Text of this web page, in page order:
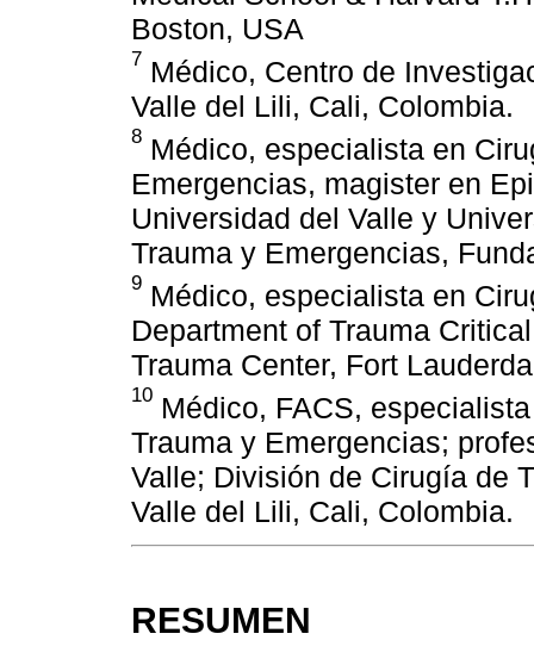
Boston, USA
7 Médico, Centro de
Valle del Lili, Cali, Colombia.
8 Médico, especialista en
Emergencias, magister en
Universidad del Valle y
Trauma y Emergencias,
9 Médico, especialista en
Department of Trauma
Trauma Center, Fort
10 Médico, FACS,
Trauma y Emergencias;
Valle; División de Cirugía de
Valle del Lili, Cali, Colombia.
RESUMEN